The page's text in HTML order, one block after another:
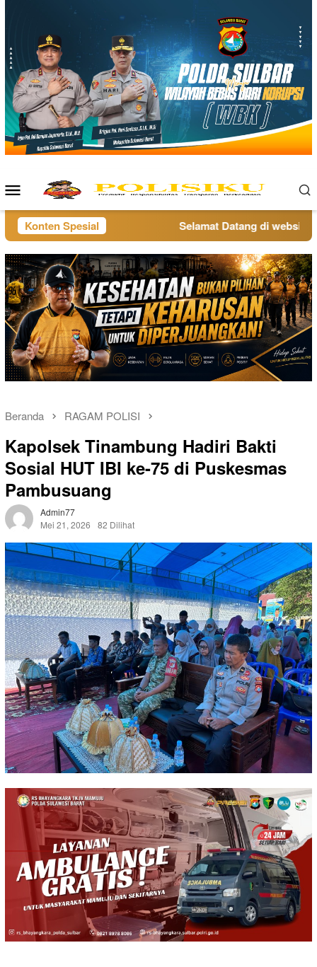
Menu
Mobile
Konten Spesial Selamat Datang di website
Beranda RAGAM POLISI
Kapolsek Tinambung Hadiri Bakti
Sosial HUT IBI ke-75 di Puskesmas
Pambusuang
Admin77
Mei 21, 2026
82 Dilihat